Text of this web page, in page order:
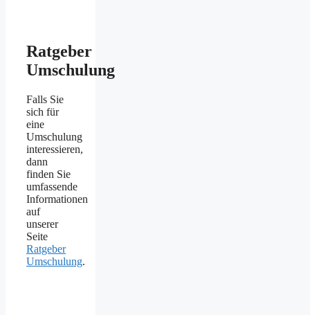
Ratgeber
Umschulung
Falls Sie
sich für
eine
Umschulung
interessieren,
dann
finden Sie
umfassende
Informationen
auf
unserer
Seite
Ratgeber
Umschulung.